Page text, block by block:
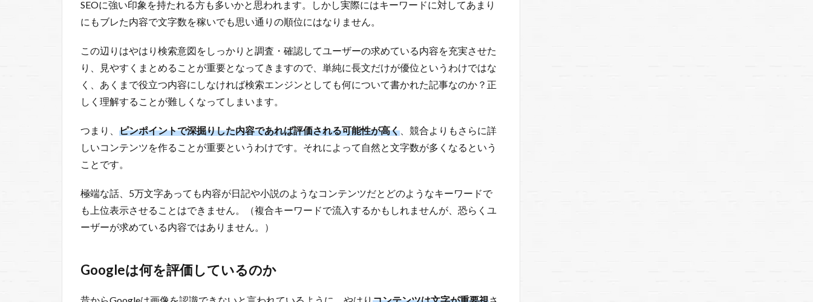
SEOに強い印象を持たれる方も多いかと思われます。しかし実際にはキーワードに対してあまり
にもブレた内容で文字数を稼いでも思い通りの順位にはなりません。
この辺りはやはり検索意図をしっかりと調査・確認してユーザーの求めている内容を充実させた
り、見やすくまとめることが重要となってきますので、単純に長文だけが優位というわけではな
く、あくまで役立つ内容にしなければ検索エンジンとしても何について書かれた記事なのか？正
しく理解することが難しくなってしまいます。
つまり、 ピンポイントで深掘りした内容であれば評価される可能性が高く 、競合よりもさらに詳
しいコンテンツを作ることが重要というわけです。それによって自然と文字数が多くなるという
ことです。
極端な話、5万文字あっても内容が日記や小説のようなコンテンツだとどのようなキーワードで
も上位表示させることはできません。（複合キーワードで流入するかもしれませんが、恐らくユ
ーザーが求めている内容ではありません。）
Googleは何を評価しているのか